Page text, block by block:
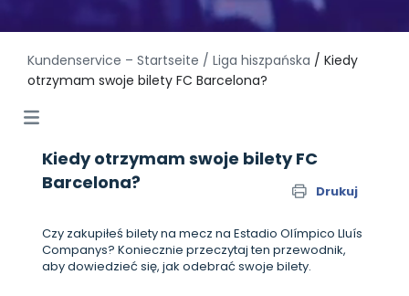
Kundenservice – Startseite / Liga hiszpańska / Kiedy
otrzymam swoje bilety FC Barcelona?
Kiedy otrzymam swoje bilety FC
Barcelona?
Drukuj
Czy zakupiłeś bilety na mecz na Estadio Olímpico Lluís
Companys? Koniecznie przeczytaj ten przewodnik,
aby dowiedzieć się, jak odebrać swoje bilety.